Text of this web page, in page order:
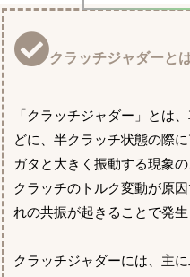
クラッチジャダーとは
「クラッチジャダー」とは
どに、半クラッチ状態の際
ガタと大きく振動する現象
クラッチのトルク変動が原
れの共振が起きることで発生
クラッチジャダーには、主